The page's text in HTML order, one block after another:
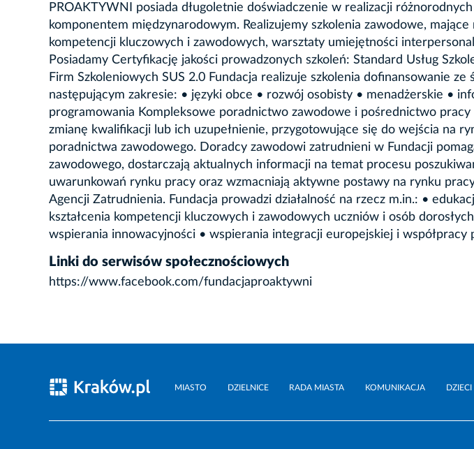
PROAKTYWNI posiada długoletnie doświadczenie w realizacji
komponentem międzynarodowym. Realizujemy szkolenia zawodowe,
kompetencji kluczowych i zawodowych, warsztaty umiejętności
Posiadamy Certyfikację jakości prowadzonych szkoleń: Standard Usług
Firm Szkoleniowych SUS 2.0 Fundacja realizuje szkolenia dofinansowanie
następującym zakresie: • języki obce • rozwój osobisty • menadżerskie •
programowania Kompleksowe poradnictwo zawodowe i pośrednictwo pracy
zmianę kwalifikacji lub ich uzupełnienie, przygotowujące się do wejścia na
poradnictwa zawodowego. Doradcy zawodowi zatrudnieni w Fundacji
zawodowego, dostarczają aktualnych informacji na temat procesu
uwarunkowań rynku pracy oraz wzmacniają aktywne postawy na rynku
Agencji Zatrudnienia. Fundacja prowadzi działalność na rzecz m.in.: •
kształcenia kompetencji kluczowych i zawodowych uczniów i osób
wspierania innowacyjności • wspierania integracji europejskiej i współpracy
Linki do serwisów społecznościowych
https://www.facebook.com/fundacjaproaktywni
MIASTO DZIELNICE RADA MIASTA KOMUNIKACJA DZIECI